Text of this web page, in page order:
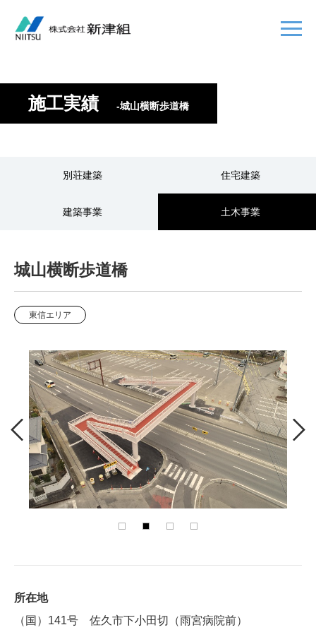
施工実績 -城山横断歩道橋
別荘建築 住宅建築
建築事業 土木事業
城山横断歩道橋
東信エリア
所在地
（国）141号 佐久市下小田切（雨宮病院前）